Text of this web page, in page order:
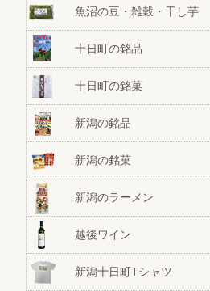
魚沼の豆・雑穀・干し芋
十日町の銘品
十日町の銘菓
新潟の銘品
新潟の銘菓
新潟のラーメン
越後ワイン
新潟十日町Tシャツ